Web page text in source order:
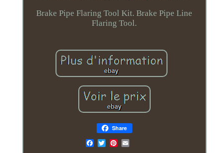
Brake Pipe Flaring Tool Kit. Brake Pipe Line
Flaring Tool.
Share
Email